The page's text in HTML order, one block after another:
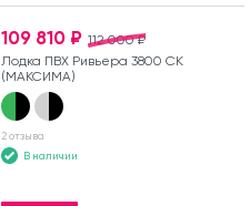
112 000 ₽
109 810 ₽
Лодка ПВХ Ривьера 3800 СК
(МАКСИМА)
2 отзыва
В наличии